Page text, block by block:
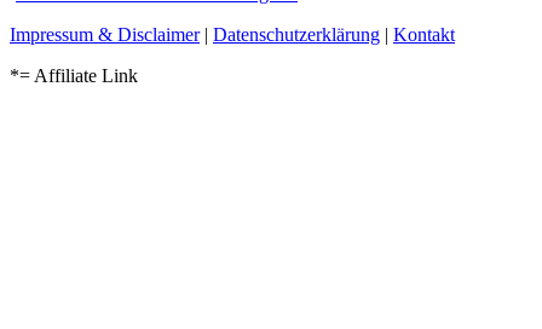
Impressum & Disclaimer| Datenschutzerklärung | Kontakt
*= Affiliate Link